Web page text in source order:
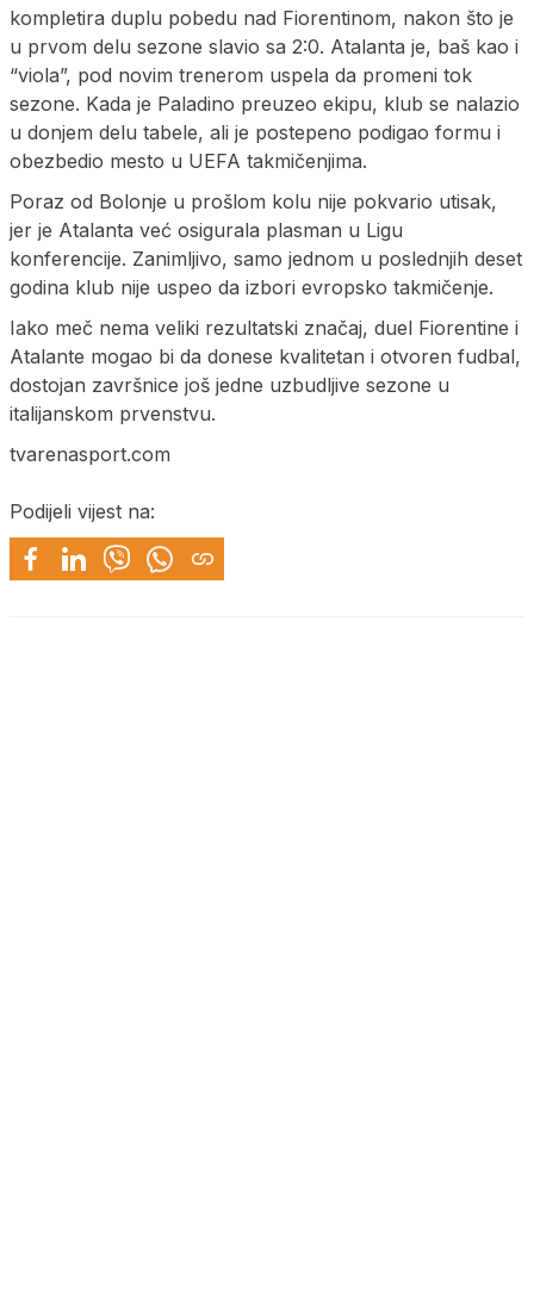
kompletira duplu pobedu nad Fiorentinom, nakon što je
u prvom delu sezone slavio sa 2:0. Atalanta je, baš kao i
“viola”, pod novim trenerom uspela da promeni tok
sezone. Kada je Paladino preuzeo ekipu, klub se nalazio
u donjem delu tabele, ali je postepeno podigao formu i
obezbedio mesto u UEFA takmičenjima.
Poraz od Bolonje u prošlom kolu nije pokvario utisak,
jer je Atalanta već osigurala plasman u Ligu
konferencije. Zanimljivo, samo jednom u poslednjih deset
godina klub nije uspeo da izbori evropsko takmičenje.
Iako meč nema veliki rezultatski značaj, duel Fiorentine i
Atalante mogao bi da donese kvalitetan i otvoren fudbal,
dostojan završnice još jedne uzbudljive sezone u
italijanskom prvenstvu.
tvarenasport.com
Podijeli vijest na: